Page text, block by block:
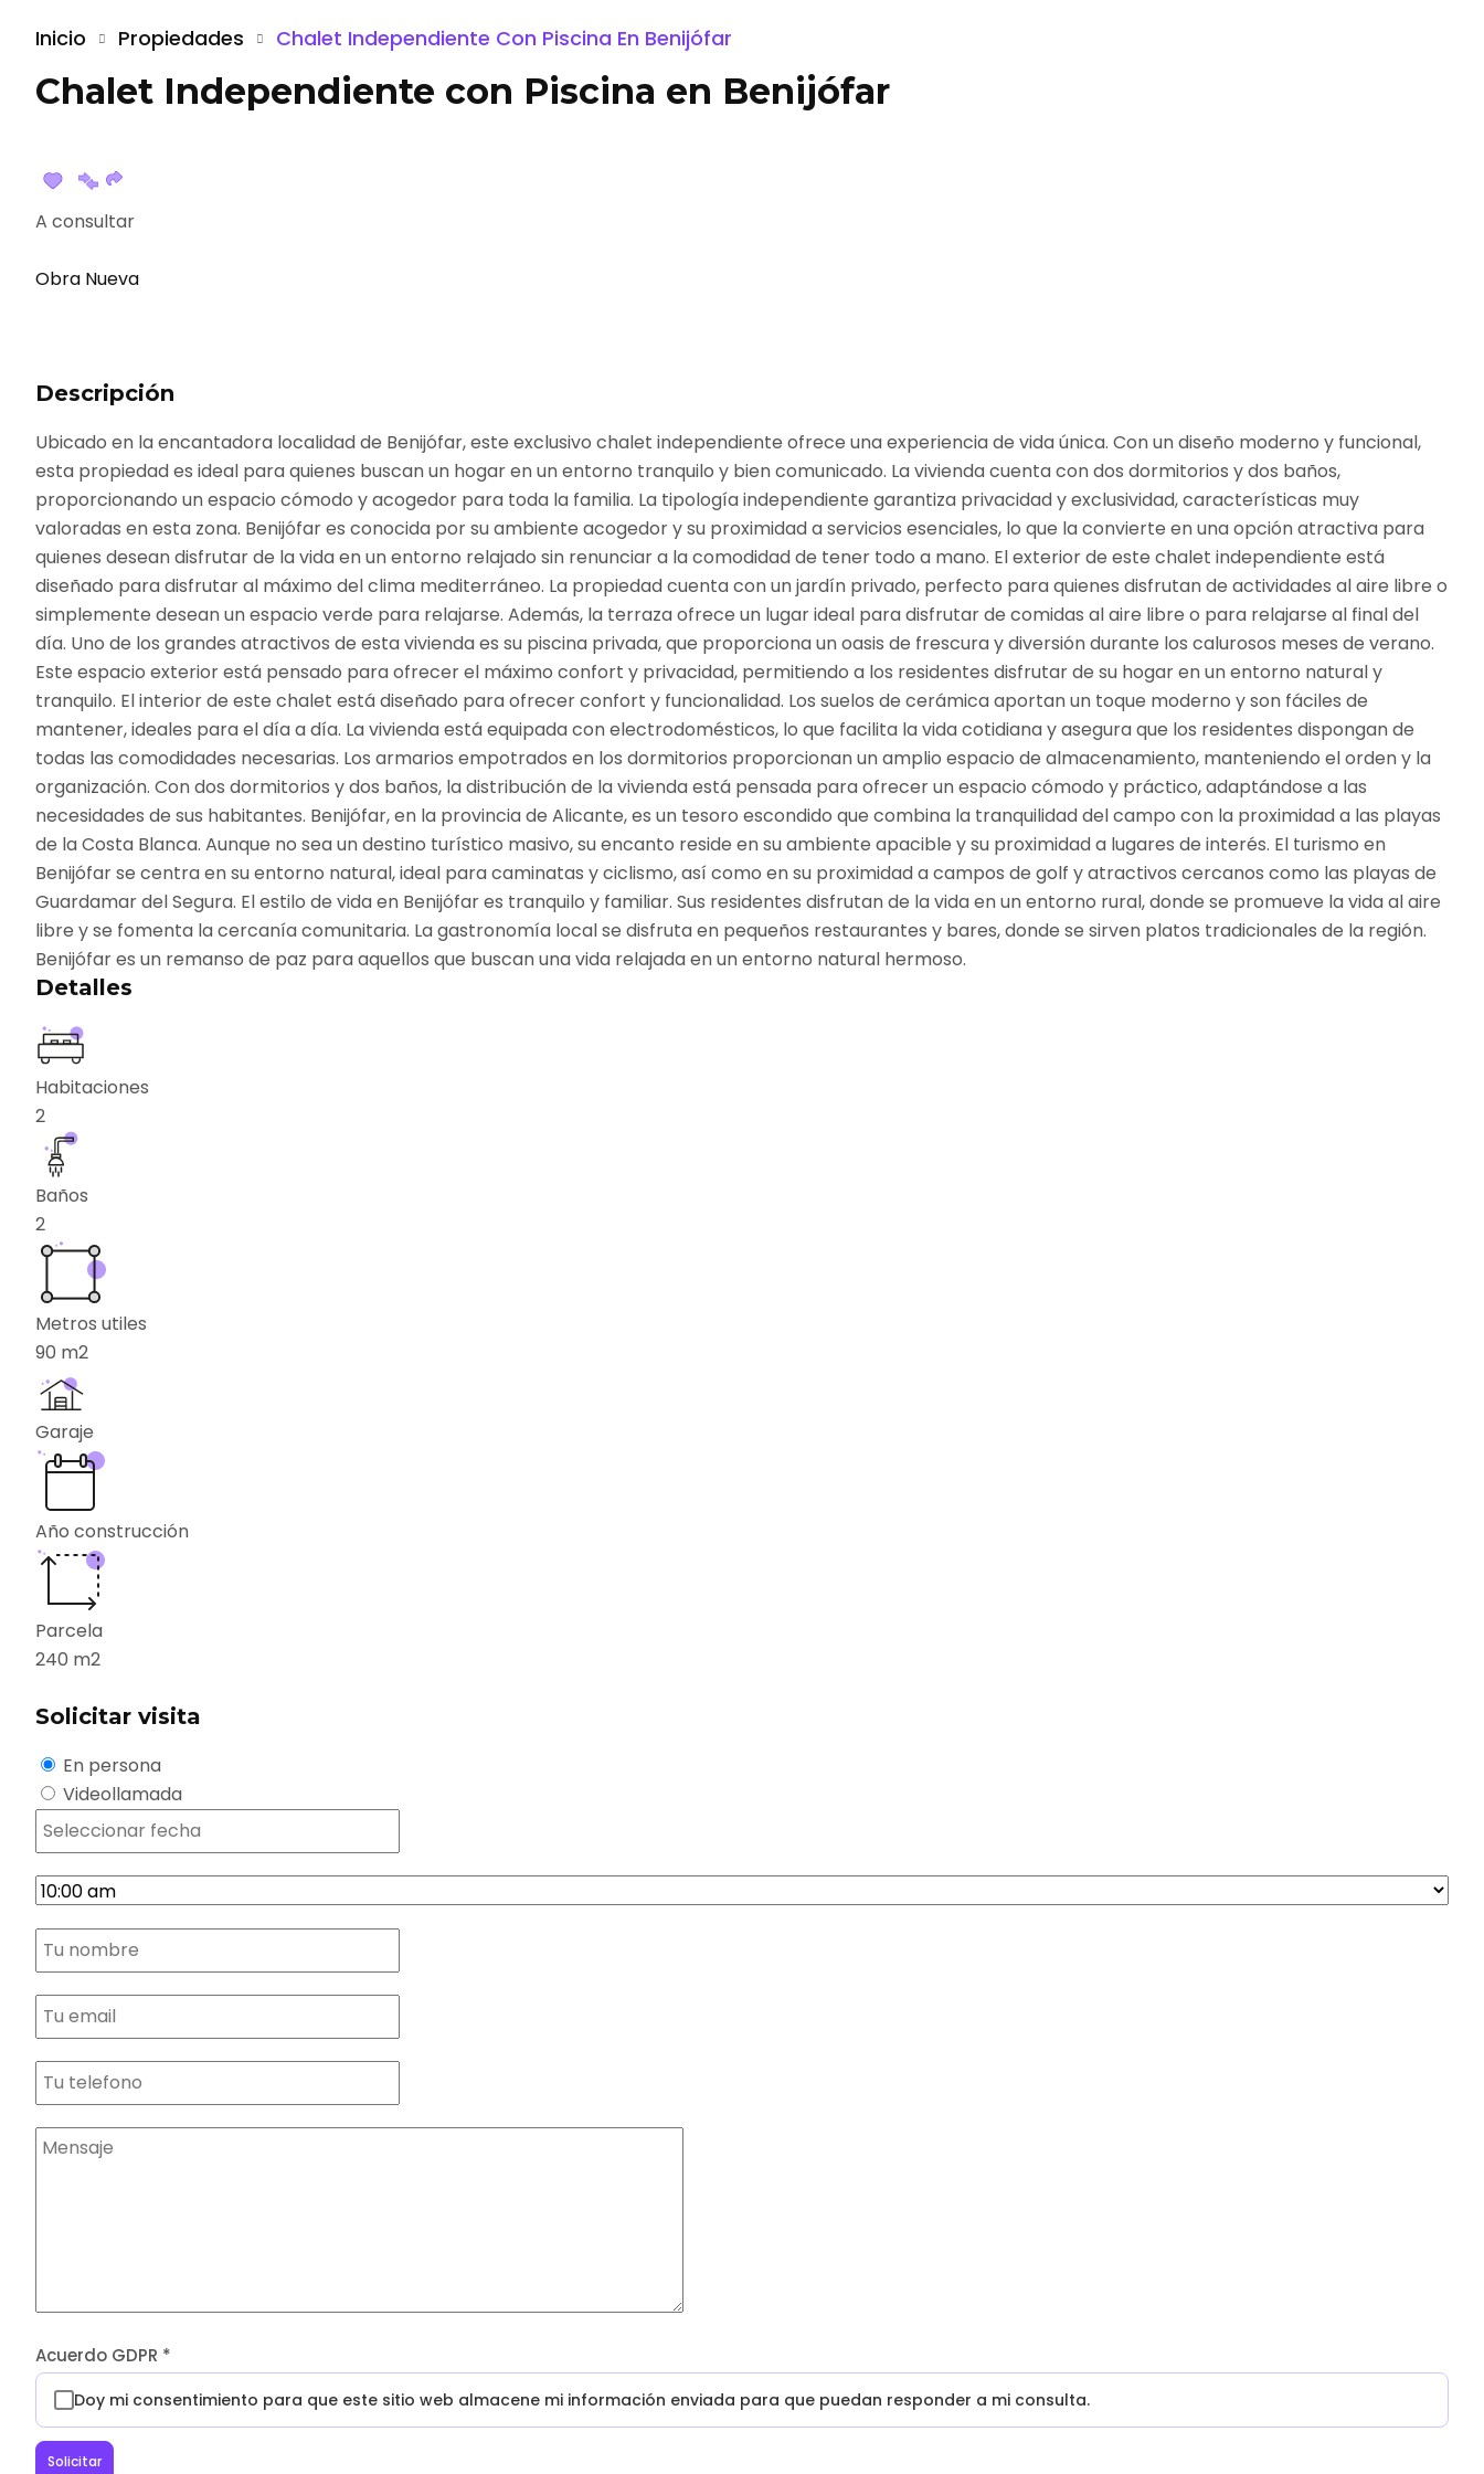
Inicio Propiedades Chalet Independiente Con Piscina En Benijófar
Chalet Independiente con Piscina en Benijófar
A consultar
Obra Nueva
Descripción
Ubicado en la encantadora localidad de Benijófar, este exclusivo chalet independiente ofrece una experiencia de vida única. Con un diseño moderno y funcional,
esta propiedad es ideal para quienes buscan un hogar en un entorno tranquilo y bien comunicado. La vivienda cuenta con dos dormitorios y dos baños,
proporcionando un espacio cómodo y acogedor para toda la familia. La tipología independiente garantiza privacidad y exclusividad, características muy
valoradas en esta zona. Benijófar es conocida por su ambiente acogedor y su proximidad a servicios esenciales, lo que la convierte en una opción atractiva para
quienes desean disfrutar de la vida en un entorno relajado sin renunciar a la comodidad de tener todo a mano. El exterior de este chalet independiente está
diseñado para disfrutar al máximo del clima mediterráneo. La propiedad cuenta con un jardín privado, perfecto para quienes disfrutan de actividades al aire libre o
simplemente desean un espacio verde para relajarse. Además, la terraza ofrece un lugar ideal para disfrutar de comidas al aire libre o para relajarse al final del
día. Uno de los grandes atractivos de esta vivienda es su piscina privada, que proporciona un oasis de frescura y diversión durante los calurosos meses de verano.
Este espacio exterior está pensado para ofrecer el máximo confort y privacidad, permitiendo a los residentes disfrutar de su hogar en un entorno natural y
tranquilo. El interior de este chalet está diseñado para ofrecer confort y funcionalidad. Los suelos de cerámica aportan un toque moderno y son fáciles de
mantener, ideales para el día a día. La vivienda está equipada con electrodomésticos, lo que facilita la vida cotidiana y asegura que los residentes dispongan de
todas las comodidades necesarias. Los armarios empotrados en los dormitorios proporcionan un amplio espacio de almacenamiento, manteniendo el orden y la
organización. Con dos dormitorios y dos baños, la distribución de la vivienda está pensada para ofrecer un espacio cómodo y práctico, adaptándose a las
necesidades de sus habitantes. Benijófar, en la provincia de Alicante, es un tesoro escondido que combina la tranquilidad del campo con la proximidad a las playas
de la Costa Blanca. Aunque no sea un destino turístico masivo, su encanto reside en su ambiente apacible y su proximidad a lugares de interés. El turismo en
Benijófar se centra en su entorno natural, ideal para caminatas y ciclismo, así como en su proximidad a campos de golf y atractivos cercanos como las playas de
Guardamar del Segura. El estilo de vida en Benijófar es tranquilo y familiar. Sus residentes disfrutan de la vida en un entorno rural, donde se promueve la vida al aire
libre y se fomenta la cercanía comunitaria. La gastronomía local se disfruta en pequeños restaurantes y bares, donde se sirven platos tradicionales de la región.
Benijófar es un remanso de paz para aquellos que buscan una vida relajada en un entorno natural hermoso.
Detalles
Habitaciones
2
Baños
2
Metros utiles
90 m2
Garaje
Año construcción
Parcela
240 m2
Solicitar visita
En persona
Videollamada
Acuerdo GDPR *
Doy mi consentimiento para que este sitio web almacene mi información enviada para que puedan responder a mi consulta.
Solicitar